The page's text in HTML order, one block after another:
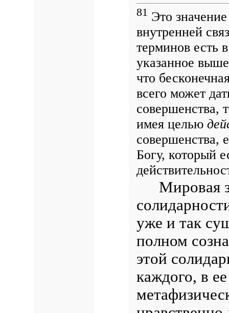
81 Это
внутренней
терминов есть
указанное
что
всего может
совершенства,
имея целью
совершенства,
Богу, который
Мировая
уже и так
полном
этой
каждого, в